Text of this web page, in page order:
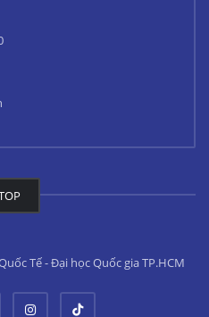
Tế - Đại học Quốc gia TP.HCM